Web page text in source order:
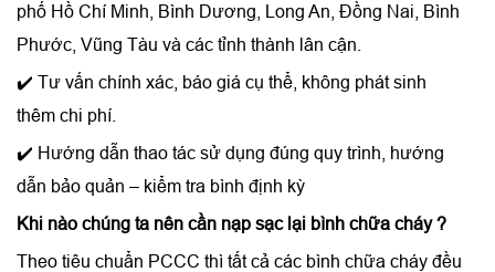
phố Hồ Chí Minh, Bình Dương, Long An, Đồng Nai, Bình
Phước, Vũng Tàu và các tỉnh thành lân cận.
✔️ Tư vấn chính xác, báo giá cụ thể, không phát sinh
thêm chi phí.
✔️ Hướng dẫn thao tác sử dụng đúng quy trình, hướng
dẫn bảo quản – kiểm tra bình định kỳ
Khi nào chúng ta nên cần nạp sạc lại bình chữa cháy?
Theo tiêu chuẩn PCCC thì tất cả các bình chữa cháy đều